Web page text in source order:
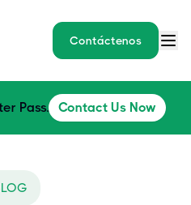
Contáctenos
Pass. Contact Us Now